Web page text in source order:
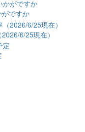
ですか
6/25現在）